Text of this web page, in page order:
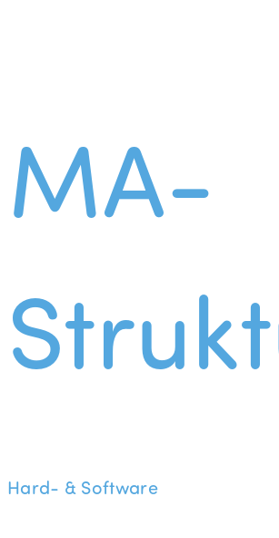
MA-
Hard- & Software